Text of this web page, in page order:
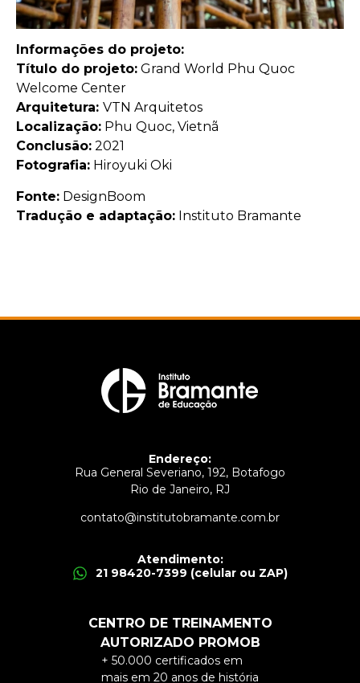
Informações do projeto:
Título do projeto: Grand World Phu Quoc
Welcome Center
Arquitetura: VTN Arquitetos
Localização: Phu Quoc, Vietnã
Conclusão: 2021
Fotografia: Hiroyuki Oki
Fonte: DesignBoom
Tradução e adaptação: Instituto Bramante
Endereço:
Rua General Severiano, 192, Botafogo
Rio de Janeiro, RJ
contato@institutobramante.com.br
Atendimento:
21 98420-7399 (celular ou ZAP)
CENTRO DE TREINAMENTO
AUTORIZADO PROMOB
+ 50.000 certificados em
mais em 20 anos de história